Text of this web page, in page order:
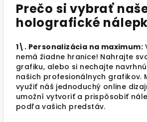
Prečo si vybrať
holografické
1\. Personalizácia na maximum:
nemá žiadne hranice! Nahrajte
grafiku, alebo si nechajte
našich profesionálnych grafikov.
využiť náš jednoduchý online
umožní vytvoriť a prispôsobiť
podľa vašich predstáv.